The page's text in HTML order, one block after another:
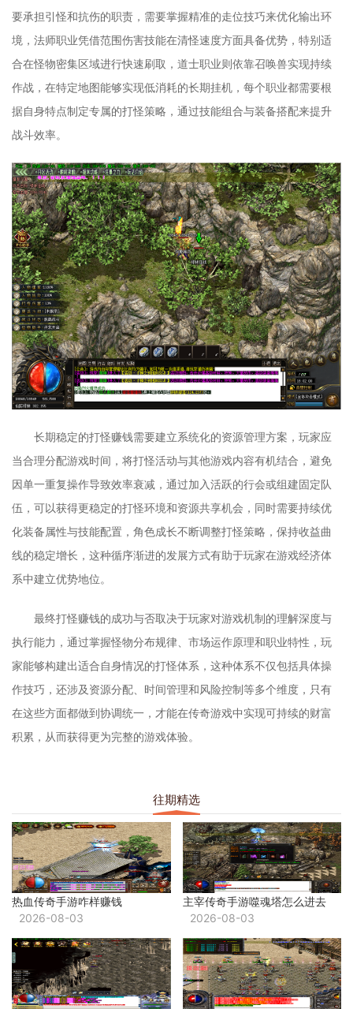
要承担引怪和抗伤的职责，需要掌握精准的走位技巧来优化输出环
境，法师职业凭借范围伤害技能在清怪速度方面具备优势，特别适
合在怪物密集区域进行快速刷取，道士职业则依靠召唤兽实现持续
作战，在特定地图能够实现低消耗的长期挂机，每个职业都需要根
据自身特点制定专属的打怪策略，通过技能组合与装备搭配来提升
战斗效率。
长期稳定的打怪赚钱需要建立系统化的资源管理方案，玩家应
当合理分配游戏时间，将打怪活动与其他游戏内容有机结合，避免
因单一重复操作导致效率衰减，通过加入活跃的行会或组建固定队
伍，可以获得更稳定的打怪环境和资源共享机会，同时需要持续优
化装备属性与技能配置，角色成长不断调整打怪策略，保持收益曲
线的稳定增长，这种循序渐进的发展方式有助于玩家在游戏经济体
系中建立优势地位。
最终打怪赚钱的成功与否取决于玩家对游戏机制的理解深度与
执行能力，通过掌握怪物分布规律、市场运作原理和职业特性，玩
家能够构建出适合自身情况的打怪体系，这种体系不仅包括具体操
作技巧，还涉及资源分配、时间管理和风险控制等多个维度，只有
在这些方面都做到协调统一，才能在传奇游戏中实现可持续的财富
积累，从而获得更为完整的游戏体验。
往期精选
热血传奇手游咋样赚钱
2026-08-03
主宰传奇手游噬魂塔怎么进去
2026-08-03